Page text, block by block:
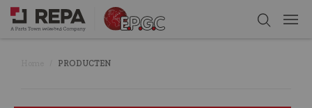
PRODUCTEN